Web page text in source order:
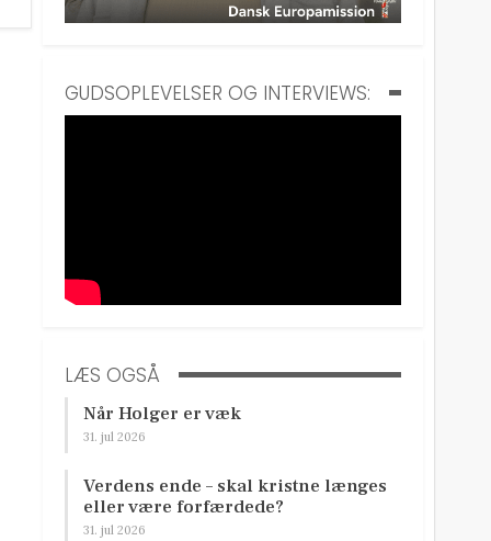
GUDSOPLEVELSER OG INTERVIEWS:
LÆS OGSÅ
Når Holger er væk
31. jul 2026
Verdens ende – skal kristne længes
eller være forfærdede?
31. jul 2026